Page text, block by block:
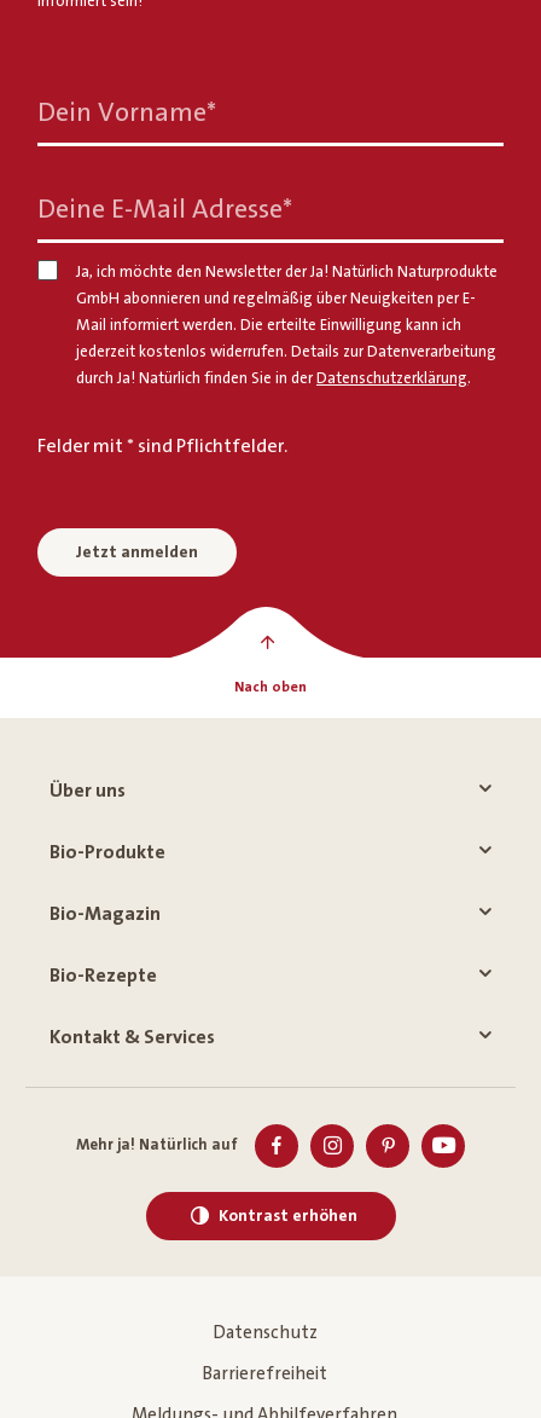
Dein Vorname*
Deine E-Mail Adresse*
Ja, ich möchte den Newsletter der Ja! Natürlich Naturprodukte
GmbH abonnieren und regelmäßig über Neuigkeiten per E-
Mail informiert werden. Die erteilte Einwilligung kann ich
jederzeit kostenlos widerrufen. Details zur Datenverarbeitung
durch Ja! Natürlich finden Sie in derDatenschutzerklärung.
Felder mit * sind Pflichtfelder.
Jetzt anmelden
Nach oben
Über uns
Bio-Produkte
Bio-Magazin
Bio-Rezepte
Kontakt & Services
Mehr ja! Natürlich auf
Kontrast erhöhen
Datenschutz
Barrierefreiheit